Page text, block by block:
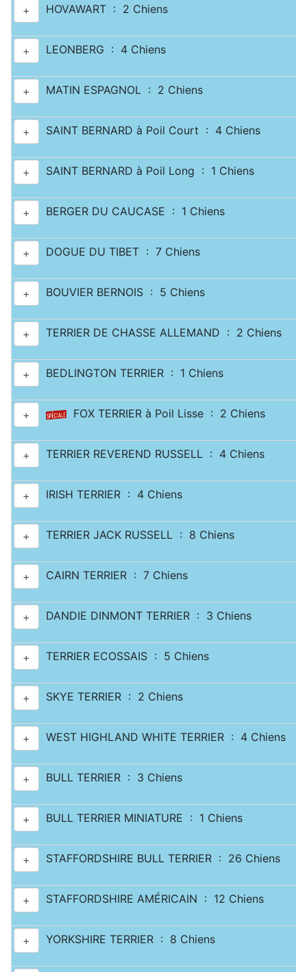
+ HOVAWART : 2 Chiens
+ LEONBERG : 4 Chiens
+ MATIN ESPAGNOL : 2 Chiens
+ SAINT BERNARD à Poil Court : 4 Chiens
+ SAINT BERNARD à Poil Long : 1 Chiens
+ BERGER DU CAUCASE : 1 Chiens
+ DOGUE DU TIBET : 7 Chiens
+ BOUVIER BERNOIS : 5 Chiens
+ TERRIER DE CHASSE ALLEMAND : 2 Chiens
+ BEDLINGTON TERRIER : 1 Chiens
+ FOX TERRIER à Poil Lisse : 2 Chiens
+ TERRIER REVEREND RUSSELL : 4 Chiens
+ IRISH TERRIER : 4 Chiens
+ TERRIER JACK RUSSELL : 8 Chiens
+ CAIRN TERRIER : 7 Chiens
+ DANDIE DINMONT TERRIER : 3 Chiens
+ TERRIER ECOSSAIS : 5 Chiens
+ SKYE TERRIER : 2 Chiens
+ WEST HIGHLAND WHITE TERRIER : 4 Chiens
+ BULL TERRIER : 3 Chiens
+ BULL TERRIER MINIATURE : 1 Chiens
+ STAFFORDSHIRE BULL TERRIER : 26 Chiens
+ STAFFORDSHIRE AMÉRICAIN : 12 Chiens
+ YORKSHIRE TERRIER : 8 Chiens